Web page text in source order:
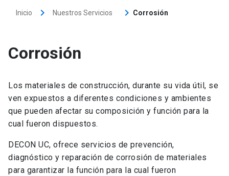
Inicio keyboard_arrow_right Nuestros Servicios keyboard_arrow_right Corrosión
Corrosión
Los materiales de construcción, durante su vida útil, se
ven expuestos a diferentes condiciones y ambientes
que pueden afectar su composición y función para la
cual fueron dispuestos.
DECON UC, ofrece servicios de prevención,
diagnóstico y reparación de corrosión de materiales
para garantizar la función para la cual fueron